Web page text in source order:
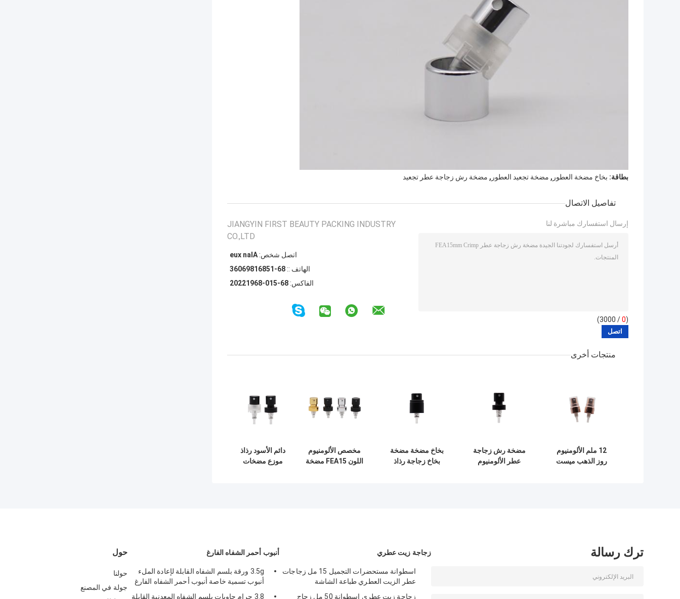
بطاقة: بخاخ مضخة العطور , مضخة تجعيد العطور , مضخة رش زجاجة عطر تجعيد
تفاصيل الاتصال
JIANGYIN FIRST BEAUTY PACKING INDUSTRY
CO.,LTD
اتصل شخص:Alan xue
الهاتف :: 86-15861896063
الفاكس: 86-510-86912202
إرسال استفسارك مباشرة لنا
(
0
/ 3000)
منتجات أخرى
12 ملم الألومنيوم
روز الذهب ميست
مضخة رش زجاجة
عطر الألومنيوم
بخاخ مضخة مضخة
بخاخ زجاجة رذاذ
مخصص الألومنيوم
اللون FEA15 مضخة
دائم الأسود رذاذ
موزع مضخات
حول
حولنا
جولة في المصنع
أنبوب أحمر الشفاه الفارغ
3.5g ورقة بلسم الشفاه القابلة لإعادة الملء
أنبوب تسمية خاصة أنبوب أحمر الشفاه الفارغ
3.8 جرام حاويات بلسم الشفاه المعدنية القابلة
زجاجة زيت عطري
اسطوانة مستحضرات التجميل 15 مل زجاجات
عطر الزيت العطري طباعة الشاشة
زجاجة زيت عطري اسطوانة 50 مل زجاج
ترك رسالة